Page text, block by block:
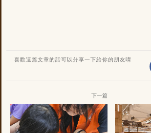
喜歡這篇文章的話可以分享一下給你的朋友唷
下一篇